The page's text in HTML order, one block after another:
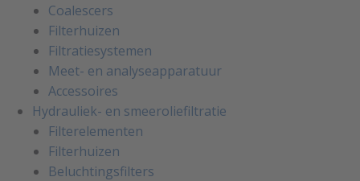
Coalescers
Filterhuizen
Filtratiesystemen
Meet- en analyseapparatuur
Accessoires
Hydrauliek- en smeeroliefiltratie
Filterelementen
Filterhuizen
Beluchtingsfilters